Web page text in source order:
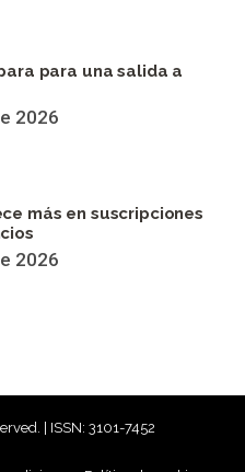
para una salida a
2026
más en suscripciones
2026
| ISSN: 3101-7452